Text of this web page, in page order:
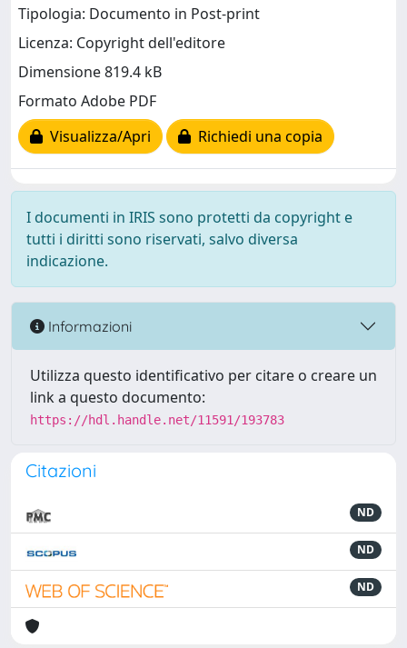
Tipologia: Documento in Post-print
Licenza: Copyright dell'editore
Dimensione 819.4 kB
Formato Adobe PDF
Visualizza/Apri
Richiedi una copia
I documenti in IRIS sono protetti da copyright e
tutti i diritti sono riservati, salvo diversa
indicazione.
Informazioni
Utilizza questo identificativo per citare o creare un
link a questo documento:
https://hdl.handle.net/11591/193783
Citazioni
ND
ND
ND